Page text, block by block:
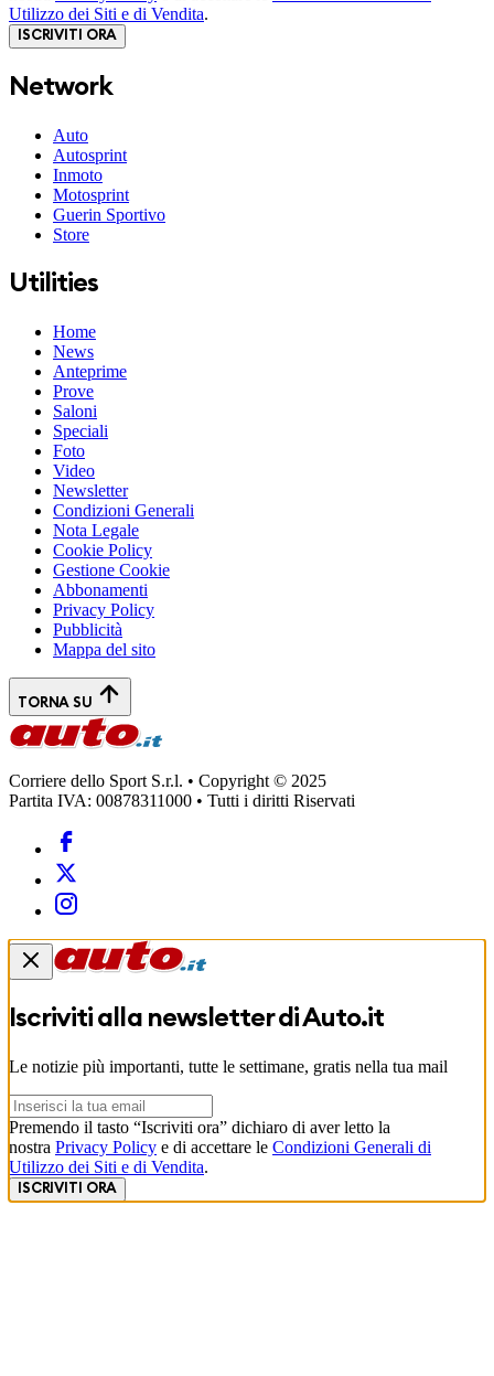
Utilizzo dei Siti e di Vendita.
ISCRIVITI ORA
Network
Auto
Autosprint
Inmoto
Motosprint
Guerin Sportivo
Store
Utilities
Home
News
Anteprime
Prove
Saloni
Speciali
Foto
Video
Newsletter
Condizioni Generali
Nota Legale
Cookie Policy
Gestione Cookie
Abbonamenti
Privacy Policy
Pubblicità
Mappa del sito
TORNA SU
Corriere dello Sport S.r.l. • Copyright © 2025
Partita IVA: 00878311000 • Tutti i diritti Riservati
Iscriviti alla newsletter diAuto.it
Le notizie più importanti, tutte le settimane, gratis nella tua mail
Premendo il tasto “Iscriviti ora” dichiaro di aver letto la
nostra Privacy Policy e di accettare le Condizioni Generali di
Utilizzo dei Siti e di Vendita.
ISCRIVITI ORA